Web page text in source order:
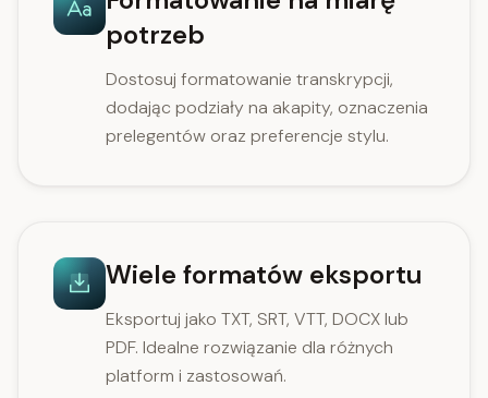
potrzeb
Dostosuj formatowanie transkrypcji,
dodając podziały na akapity, oznaczenia
prelegentów oraz preferencje stylu.
Wiele formatów eksportu
Eksportuj jako TXT, SRT, VTT, DOCX lub
PDF. Idealne rozwiązanie dla różnych
platform i zastosowań.